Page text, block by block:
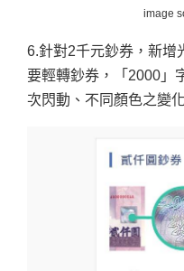
image
6.針對2千元鈔券，新增
要輕轉鈔券，「2000」
次閃動、不同顏色之變